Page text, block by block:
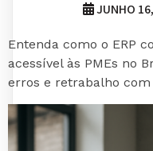
JUNHO
Entenda como o ERP
acessível às PMEs no
erros e retrabalho com